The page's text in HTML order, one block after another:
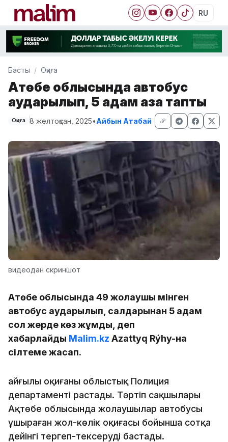
RU
Басты Оқиға
Ақтөбе облысында автобус
аударылып, 5 адам қаза тапты
Оқиға 8 желтоқсан, 2025•Айбын Атабай
видеодан скриншот
Ақтөбе облысында 49 жолаушы мінген
автобус аударылып, салдарынан 5 адам
сол жерде көз жұмды, деп
хабарлайды Malim.kz Azattyq Rýhy-на
сілтеме жасап.
Қайғылы оқиғаны облыстық Полиция
департаменті растады. Тәртіп сақшылары
Ақтөбе облысында жолаушылар автобусы
ұшыраған жол-көлік оқиғасы бойынша сотқа
дейінгі тергеп-тексеруді бастады.